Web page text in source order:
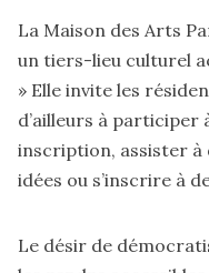
La Maison des Arts
un tiers-lieu culturel
» Elle invite les
d’ailleurs à participer
inscription, assister à
idées ou s’inscrire à
Le désir de